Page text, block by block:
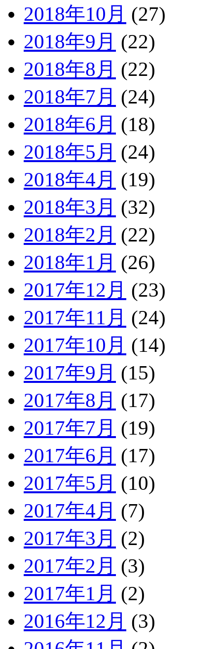
2018年10月 (27)
2018年9月 (22)
2018年8月 (22)
2018年7月 (24)
2018年6月 (18)
2018年5月 (24)
2018年4月 (19)
2018年3月 (32)
2018年2月 (22)
2018年1月 (26)
2017年12月 (23)
2017年11月 (24)
2017年10月 (14)
2017年9月 (15)
2017年8月 (17)
2017年7月 (19)
2017年6月 (17)
2017年5月 (10)
2017年4月 (7)
2017年3月 (2)
2017年2月 (3)
2017年1月 (2)
2016年12月 (3)